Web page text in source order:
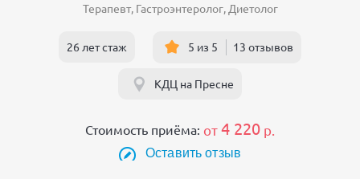
Терапевт, Гастроэнтеролог, Диетолог
26 лет стаж 5 из 5 13 отзывов
КДЦ на Пресне
Стоимость приёма: от4 220 р.
Оставить отзыв